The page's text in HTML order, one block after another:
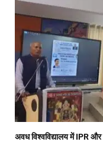
अवध विश्वविद्यालय में IPR